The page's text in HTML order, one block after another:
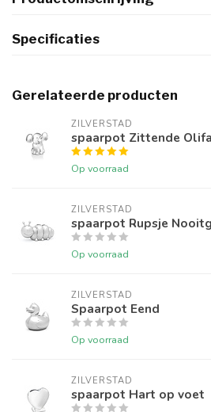
Specificaties
Gerelateerde producten
ZILVERSTAD
spaarpot Zittende
Op voorraad
ZILVERSTAD
spaarpot Rupsje
Op voorraad
ZILVERSTAD
Spaarpot Eend
Op voorraad
ZILVERSTAD
spaarpot Hart op voet